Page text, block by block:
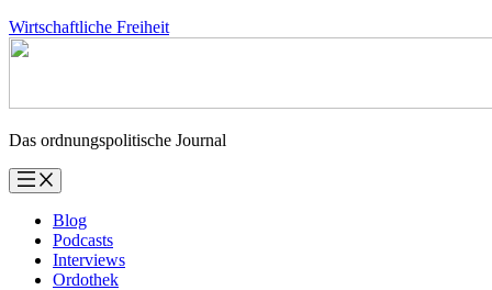
Zum
Inhalt
Wirtschaftliche Freiheit
Das ordnungspolitische Journal
Blog
Podcasts
Interviews
Ordothek